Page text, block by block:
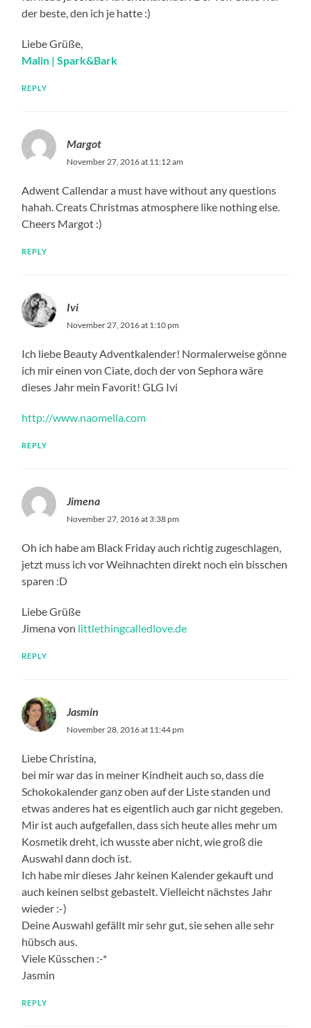
der beste, den ich je hatte :)
Liebe Grüße,
Malin | Spark&Bark
REPLY
Margot
November 27, 2016 at 11:12 am
Adwent Callendar a must have without any questions
hahah. Creats Christmas atmosphere like nothing else.
Cheers Margot :)
REPLY
Ivi
November 27, 2016 at 1:10 pm
Ich liebe Beauty Adventkalender! Normalerweise gönne
ich mir einen von Ciate, doch der von Sephora wäre
dieses Jahr mein Favorit! GLG Ivi
http://www.naomella.com
REPLY
Jimena
November 27, 2016 at 3:38 pm
Oh ich habe am Black Friday auch richtig zugeschlagen,
jetzt muss ich vor Weihnachten direkt noch ein bisschen
sparen :D
Liebe Grüße
Jimena von littlethingcalledlove.de
REPLY
Jasmin
November 28, 2016 at 11:44 pm
Liebe Christina,
bei mir war das in meiner Kindheit auch so, dass die
Schokokalender ganz oben auf der Liste standen und
etwas anderes hat es eigentlich auch gar nicht gegeben.
Mir ist auch aufgefallen, dass sich heute alles mehr um
Kosmetik dreht, ich wusste aber nicht, wie groß die
Auswahl dann doch ist.
Ich habe mir dieses Jahr keinen Kalender gekauft und
auch keinen selbst gebastelt. Vielleicht nächstes Jahr
wieder :-)
Deine Auswahl gefällt mir sehr gut, sie sehen alle sehr
hübsch aus.
Viele Küsschen :-*
Jasmin
REPLY